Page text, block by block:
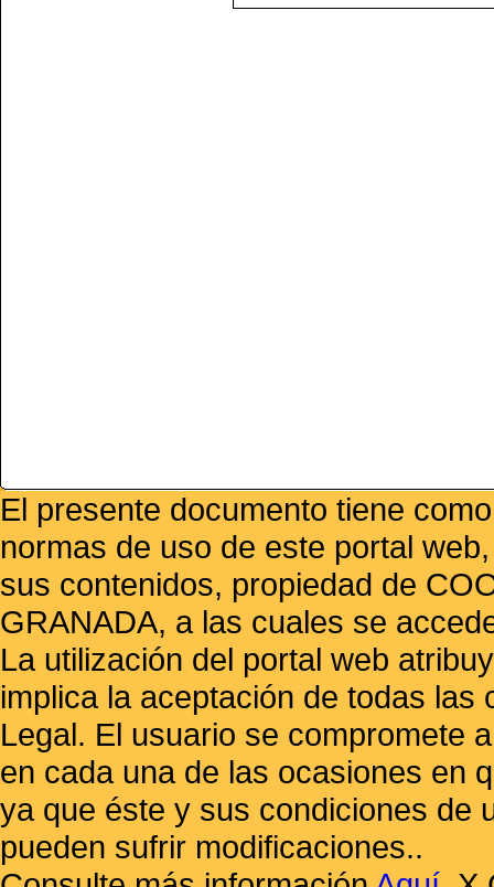
El presente documento tiene
normas de uso de este portal
sus contenidos, propiedad de
GRANADA, a las cuales se
La utilización del portal web
implica la aceptación de todas
Legal. El usuario se compromete
en cada una de las ocasiones en
ya que éste y sus condiciones de
pueden sufrir modificaciones..